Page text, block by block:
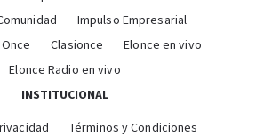
Impulso Empresarial
Clasionce
Elonce en vivo
Elonce Radio en vivo
INSTITUCIONAL
Términos y Condiciones